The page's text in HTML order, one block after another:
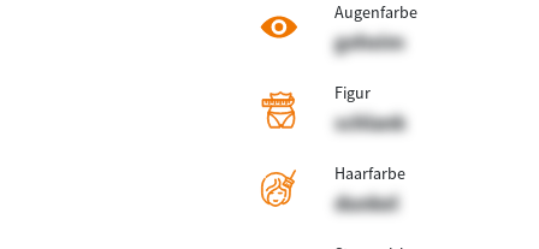
Augenfarbe
geheim
Figur
schlank
Haarfarbe
dunkel